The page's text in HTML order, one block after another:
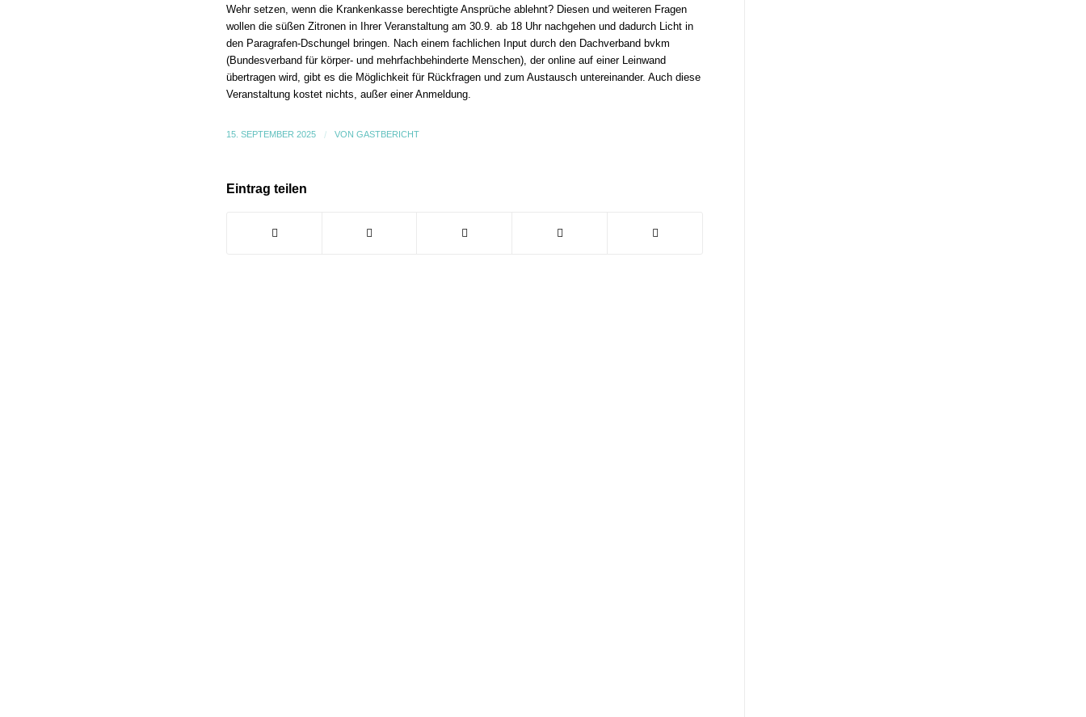
Wehr setzen, wenn die Krankenkasse berechtigte Ansprüche ablehnt? Diesen und weiteren Fragen
wollen die süßen Zitronen in Ihrer Veranstaltung am 30.9. ab 18 Uhr nachgehen und dadurch Licht in
den Paragrafen-Dschungel bringen. Nach einem fachlichen Input durch den Dachverband bvkm
(Bundesverband für körper- und mehrfachbehinderte Menschen), der online auf einer Leinwand
übertragen wird, gibt es die Möglichkeit für Rückfragen und zum Austausch untereinander. Auch diese
Veranstaltung kostet nichts, außer einer Anmeldung.
15. SEPTEMBER 2025 / VON GASTBERICHT
Eintrag teilen